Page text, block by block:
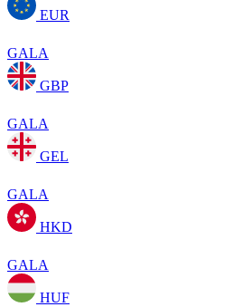
EUR
GALA
GBP
GALA
GEL
GALA
HKD
GALA
HUF